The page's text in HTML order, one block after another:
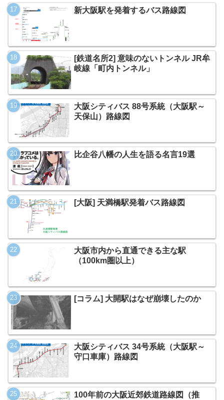
新大阪駅を発着するバス路線図
[鉄道名所2] 意味のないトンネル JR牟
岐線「町内トンネル」
大阪シティバス 88号系統（大阪駅～
天保山）路線図
比企谷八幡の人生を語る名言19選
[大阪] 天満橋駅発着バス路線図
大阪市内から直通できる主な駅
（100km圏以上）
[コラム] 大開駅はなぜ崩壊したのか
大阪シティバス 34号系統（大阪駅～
守口車庫）路線図
100年前の大阪近郊鉄道路線図（推